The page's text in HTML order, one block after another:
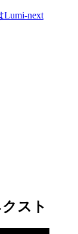
スト